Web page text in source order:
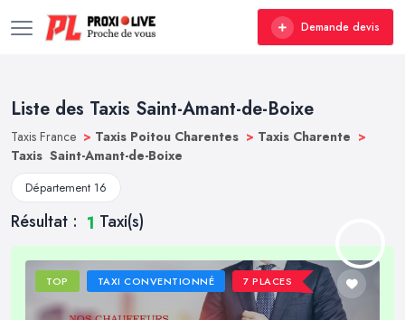
Demande devis
Liste des Taxis Saint-Amant-de-Boixe
Taxis France > Taxis Poitou Charentes > Taxis Charente >
Taxis Saint-Amant-de-Boixe
Département 16
Résultat : 1 Taxi(s)
TOP TAXI CONVENTIONNÉ 7 PLACES